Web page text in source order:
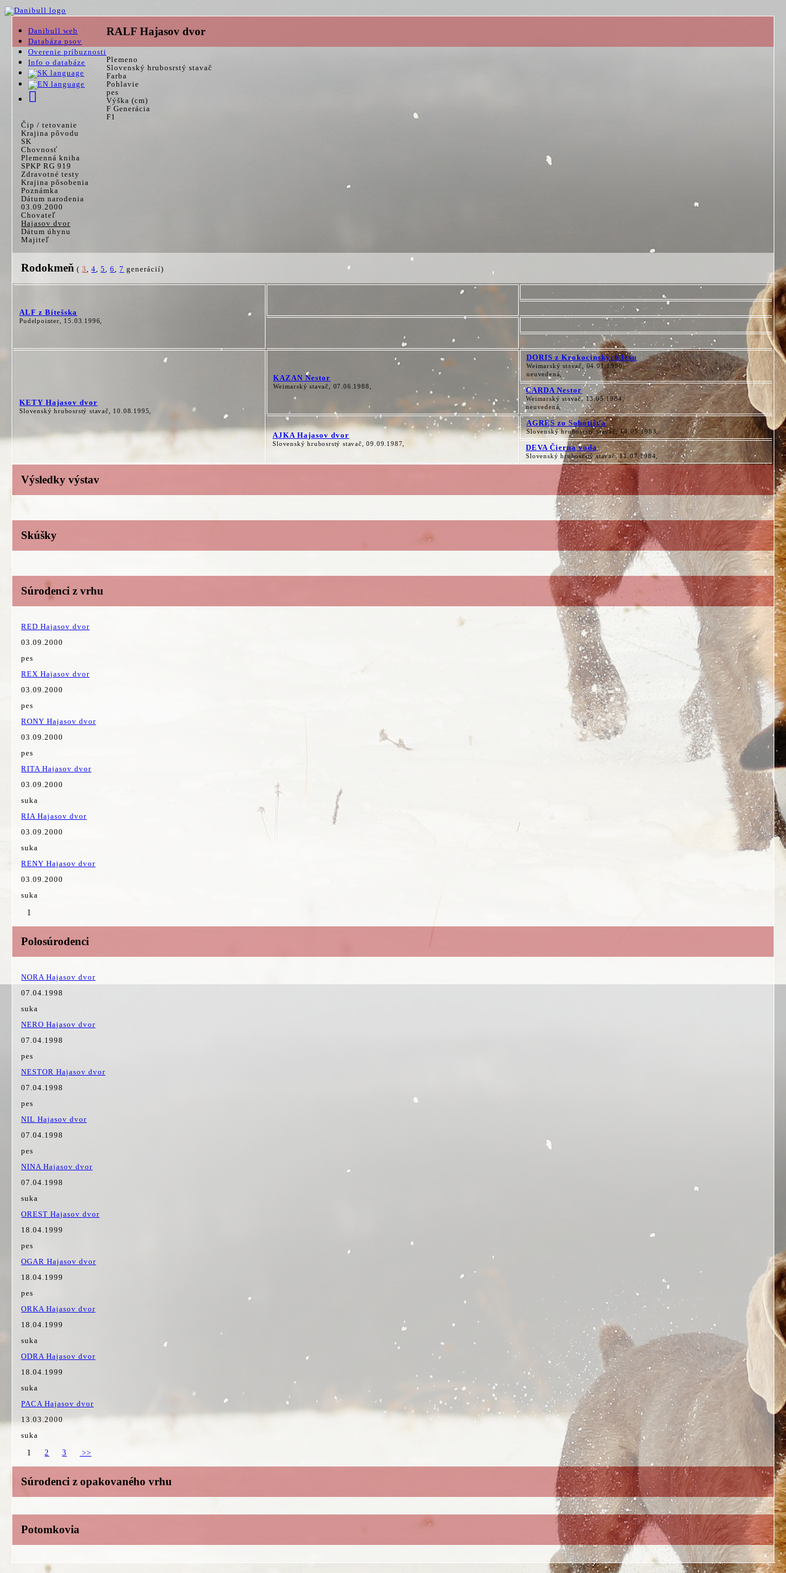
Danibull web
Databáza psov
Overenie príbuznosti
Info o databáze
RALF Hajasov dvor
Plemeno
Slovenský hrubosrstý stavač
Farba
Pohlavie
pes
Výška (cm)
F Generácia
F1
Čip / tetovanie
Krajina pôvodu
SK
Chovnosť
Plemenná kniha
SPKP RG 919
Zdravotné testy
Krajina pôsobenia
Poznámka
Dátum narodenia
03.09.2000
Chovateľ
Hajasov dvor
Dátum úhynu
Majiteľ
Rodokmeň (3,4,5,6,7 generácií)
ALF z Bítešska
Pudelpointer, 15.03.1996,
KETY Hajasov dvor
Slovenský hrubosrstý stavač, 10.08.1995,
KAZAN Nestor
Weimarský stavač, 07.06.1988,
DORIS z Krokocinskych lesu
Weimarský stavač, 04.01.1980,
neuvedená,
CARDA Nestor
Weimarský stavač, 13.05.1984,
neuvedená,
AJKA Hajasov dvor
Slovenský hrubosrstý stavač, 09.09.1987,
AGRES zo Sobotišťa
Slovenský hrubosrstý stavač, 14.05.1983,
DEVA Čierna voda
Slovenský hrubosrstý stavač, 11.07.1984,
Výsledky výstav
Skúšky
Súrodenci z vrhu
RED Hajasov dvor
03.09.2000
pes
REX Hajasov dvor
03.09.2000
pes
RONY Hajasov dvor
03.09.2000
pes
RITA Hajasov dvor
03.09.2000
suka
RIA Hajasov dvor
03.09.2000
suka
RENY Hajasov dvor
03.09.2000
suka
1
Polosúrodenci
NORA Hajasov dvor
07.04.1998
suka
NERO Hajasov dvor
07.04.1998
pes
NESTOR Hajasov dvor
07.04.1998
pes
NIL Hajasov dvor
07.04.1998
pes
NINA Hajasov dvor
07.04.1998
suka
OREST Hajasov dvor
18.04.1999
pes
OGAR Hajasov dvor
18.04.1999
pes
ORKA Hajasov dvor
18.04.1999
suka
ODRA Hajasov dvor
18.04.1999
suka
PACA Hajasov dvor
13.03.2000
suka
1
2 3 >>
Súrodenci z opakovaného vrhu
Potomkovia